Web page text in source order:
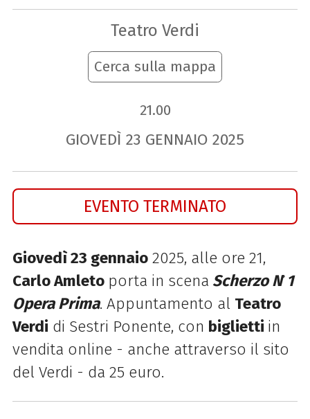
Teatro Verdi
Cerca sulla mappa
21.00
GIOVEDÌ 23 GENNAIO 2025
EVENTO TERMINATO
Giovedì 23 gennaio2025, alle ore 21,
Carlo Amleto porta in scena Scherzo N ̊1
Opera Prima. Appuntamento al Teatro
Verdi di Sestri Ponente, con biglietti in
vendita online - anche attraverso il sito
del Verdi - da 25 euro.